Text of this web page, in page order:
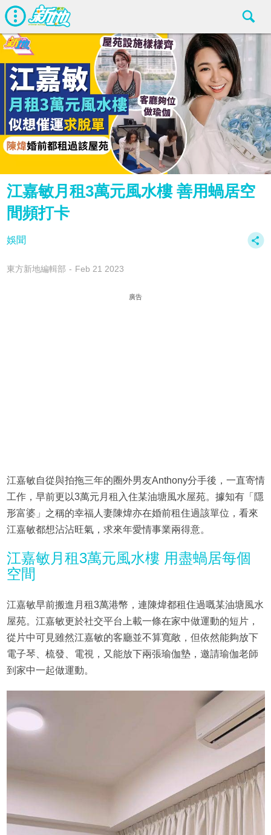
江嘉敏月租3萬元風水樓 善用蝸居空
間頻打卡
娛聞
東方新地編輯部 Feb 21 2023
廣告
江嘉敏自從與拍拖三年的圈外男友Anthony分手後，一直寄情
工作，早前更以3萬元月租入住某油塘風水屋苑。據知有「隱
形富婆」之稱的幸福人妻陳煒亦在婚前租住過該單位，看來
江嘉敏都想沾沾旺氣，求來年愛情事業兩得意。
江嘉敏月租3萬元風水樓 用盡蝸居每個
空間
江嘉敏早前搬進月租3萬港幣，連陳煒都租住過嘅某油塘風水
屋苑。江嘉敏更於社交平台上載一條在家中做運動的短片，
從片中可見雖然江嘉敏的客廳並不算寬敞，但依然能夠放下
電子琴、梳發、電視，又能放下兩張瑜伽墊，邀請瑜伽老師
到家中一起做運動。